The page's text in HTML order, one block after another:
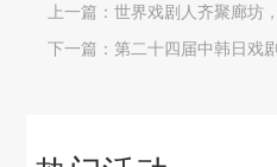
上一篇：世界戏剧人齐聚廊坊
下一篇：第二十四届中韩日戏